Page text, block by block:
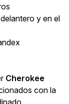
y en el
Cherokee
con la